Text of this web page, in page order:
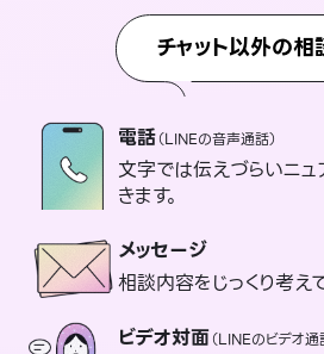
チャット以外の
電話（LINEの音声通話）
文字では伝えづらいニ
きます。
メッセージ
相談内容をじっくり考え
ビデオ対面（LINEのビデオ通